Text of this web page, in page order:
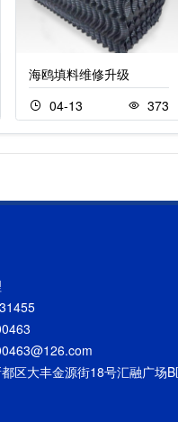
海鸥填料维修升级
04-13
373
区大丰金源街18号汇融广场